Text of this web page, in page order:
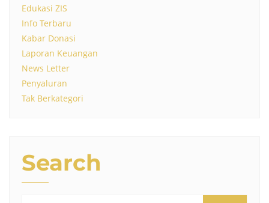
Edukasi ZIS
Info Terbaru
Kabar Donasi
Laporan Keuangan
News Letter
Penyaluran
Tak Berkategori
Search